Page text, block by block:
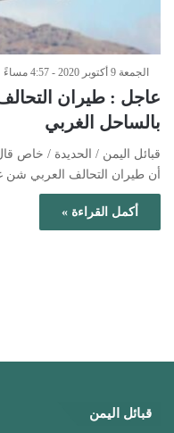
الجمعة 9 أكتوبر 2020 - 4:57 مساءً
عاجل : طيران
بالساحل الغربي
قبائل اليمن / الحديدة / خاص
أن طيران التحالف العربي شن
أكمل القراءة »
قبائل اليمن